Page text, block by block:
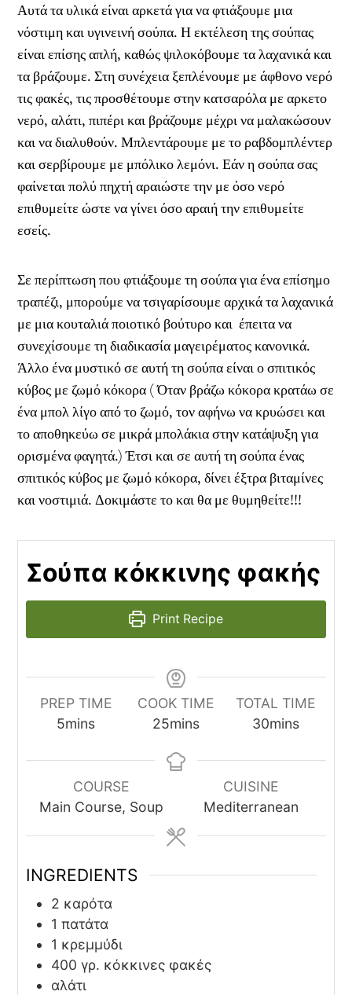
Αυτά τα υλικά είναι αρκετά για να φτιάξουμε μια
νόστιμη και υγινεινή σούπα. Η εκτέλεση της σούπας
είναι επίσης απλή, καθώς ψιλοκόβουμε τα λαχανικά και
τα βράζουμε. Στη συνέχεια ξεπλένουμε με άφθονο νερό
τις φακές, τις προσθέτουμε στην κατσαρόλα με αρκετο
νερό, αλάτι, πιπέρι και βράζουμε μέχρι να μαλακώσουν
και να διαλυθούν. Μπλεντάρουμε με το ραβδομπλέντερ
και σερβίρουμε με μπόλικο λεμόνι. Εάν η σούπα σας
φαίνεται πολύ πηχτή αραιώστε την με όσο νερό
επιθυμείτε ώστε να γίνει όσο αραιή την επιθυμείτε
εσείς.
Σε περίπτωση που φτιάξουμε τη σούπα για ένα επίσημο
τραπέζι, μπορούμε να τσιγαρίσουμε αρχικά τα λαχανικά
με μια κουταλιά ποιοτικό βούτυρο και έπειτα να
συνεχίσουμε τη διαδικασία μαγειρέματος κανονικά.
Άλλο ένα μυστικό σε αυτή τη σούπα είναι ο σπιτικός
κύβος με ζωμό κόκορα ( Όταν βράζω κόκορα κρατάω σε
ένα μπολ λίγο από το ζωμό, τον αφήνω να κρυώσει και
το αποθηκεύω σε μικρά μπολάκια στην κατάψυξη για
ορισμένα φαγητά.) Έτσι και σε αυτή τη σούπα ένας
σπιτικός κύβος με ζωμό κόκορα, δίνει έξτρα βιταμίνες
και νοστιμιά. Δοκιμάστε το και θα με θυμηθείτε!!!
Σούπα κόκκινης φακής
Print Recipe
PREP TIME
5minutes
mins
COOK TIME
25minutes
mins
TOTAL TIME
30minutes
mins
COURSE
Main Course, Soup
CUISINE
Mediterranean
INGREDIENTS
2 καρότα
1 πατάτα
1 κρεμμύδι
400 γρ. κόκκινες φακές
αλάτι